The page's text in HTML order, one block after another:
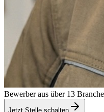
Bewerber aus über 13
Jetzt Stelle schalten